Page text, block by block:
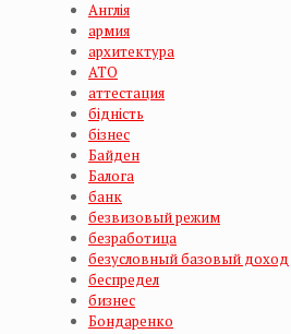
Англія
армия
архитектура
АТО
аттестация
бідність
бізнес
Байден
Балога
банк
безвизовый режим
безработица
безусловный базовый доход
беспредел
бизнес
Бондаренко